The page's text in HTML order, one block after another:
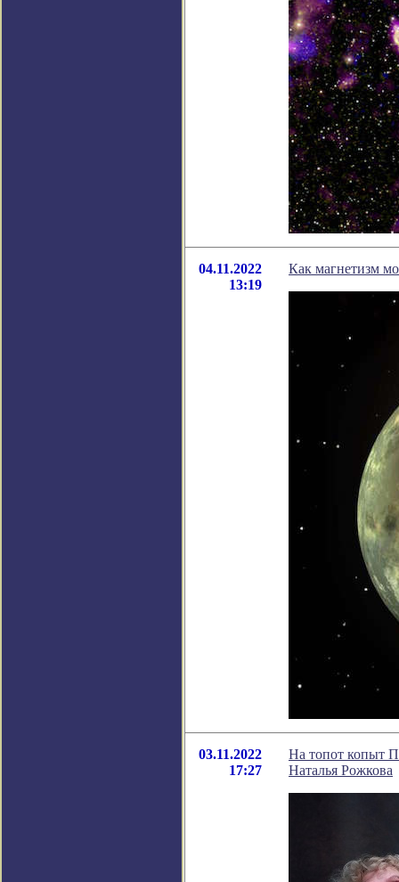
04.11.2022
13:19
Как магнетизм
03.11.2022
17:27
На топот копыт
Наталья Рожкова